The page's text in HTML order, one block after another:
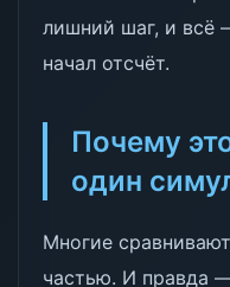
лишний шаг, и всё
начал отсчёт.
Почему
один
Многие
частью. И правда